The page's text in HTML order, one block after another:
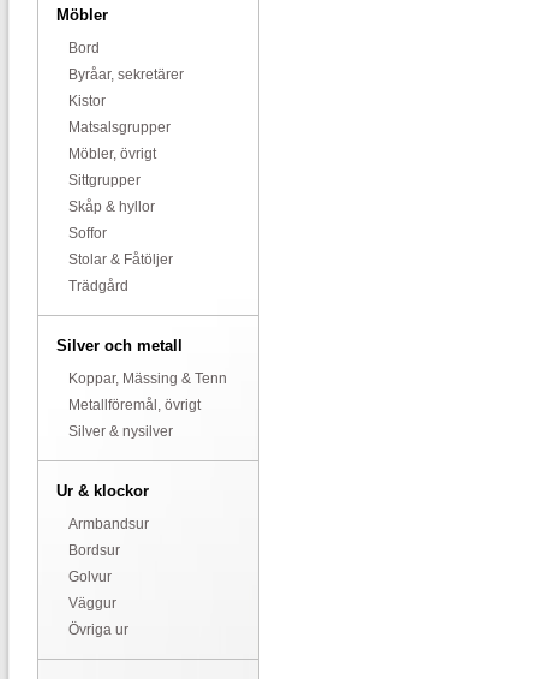
Möbler
Bord
Byråar, sekretärer
Kistor
Matsalsgrupper
Möbler, övrigt
Sittgrupper
Skåp & hyllor
Soffor
Stolar & Fåtöljer
Trädgård
Silver och metall
Koppar, Mässing & Tenn
Metallföremål, övrigt
Silver & nysilver
Ur & klockor
Armbandsur
Bordsur
Golvur
Väggur
Övriga ur